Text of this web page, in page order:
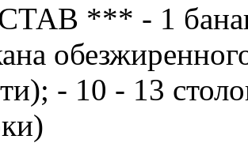
*** - 1 банан;
- 10 - 13